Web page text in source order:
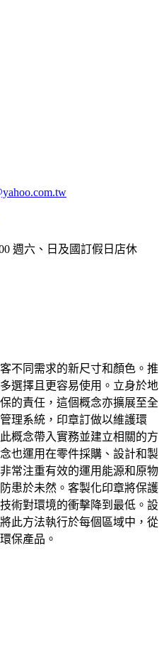
週六、日及國訂假日店休
不同需求的新尺寸和顏色。推
選擇且更容易使用。立身於地
的責任，這個概念亦擴展至全
理系統，印章訂做以維護環
概念帶入實務並建立相關的方
也運用在零件採購、設計和製
常注重有效的運用能源和原物
患於未然。客製化印章將保護
術對環境的衝擊降到最低。設
此方法執行於每個區域中，從
保產品。